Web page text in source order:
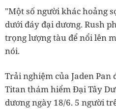
"Một số người khác hoảng
dưới đáy đại dương. Rush
trọng lượng tàu để nổi lên
nói.
Trải nghiệm của Jaden
Titan thám hiểm Đại Tây
dương ngày 18/6. 5 người